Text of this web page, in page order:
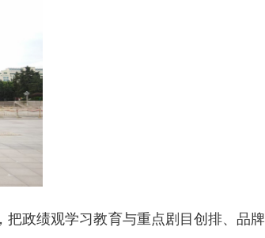
政绩观学习教育与重点剧目创排、品牌